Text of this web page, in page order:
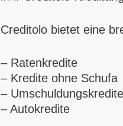
Creditolo bietet eine
– Ratenkredite
– Kredite ohne Schufa
– Umschuldungskredite
– Autokredite